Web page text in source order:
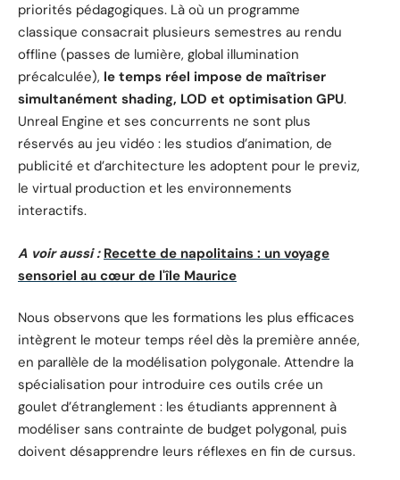
priorités pédagogiques. Là où un programme
classique consacrait plusieurs semestres au rendu
offline (passes de lumière, global illumination
précalculée), le temps réel impose de maîtriser
simultanément shading, LOD et optimisation GPU.
Unreal Engine et ses concurrents ne sont plus
réservés au jeu vidéo : les studios d’animation, de
publicité et d’architecture les adoptent pour le previz,
le virtual production et les environnements
interactifs.
A voir aussi : Recette de napolitains : un voyage
sensoriel au cœur de l'île Maurice
Nous observons que les formations les plus efficaces
intègrent le moteur temps réel dès la première année,
en parallèle de la modélisation polygonale. Attendre la
spécialisation pour introduire ces outils crée un
goulet d’étranglement : les étudiants apprennent à
modéliser sans contrainte de budget polygonal, puis
doivent désapprendre leurs réflexes en fin de cursus.